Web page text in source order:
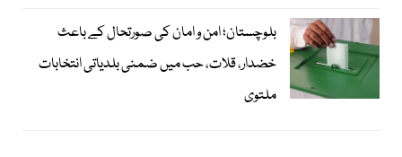
بلوچستان؛ امن و امان کی صورتحال کے باعث
خضدار، قلات، حب میں ضمنی بلدیاتی انتخابات
ملتوی